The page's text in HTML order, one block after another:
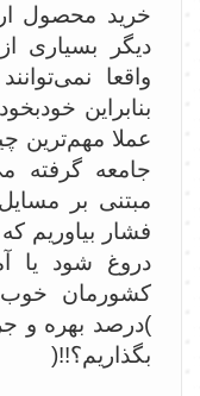
خرید محصول
دیگر بسیاری
واقعا
بنابراین
عملا مهم‌ترین
جامعه گرفته
مبتنی بر
فشار بیاوریم
دروغ شود یا
)درصد بهره و
بگذاریم؟!!(